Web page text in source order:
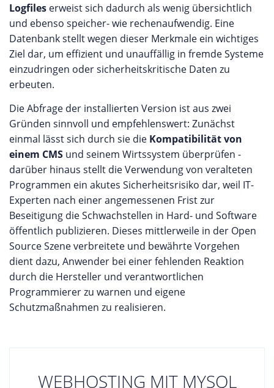
Logfiles erweist sich dadurch als wenig übersichtlich
und ebenso speicher- wie rechenaufwendig. Eine
Datenbank stellt wegen dieser Merkmale ein wichtiges
Ziel dar, um effizient und unauffällig in fremde Systeme
einzudringen oder sicherheitskritische Daten zu
erbeuten.
Die Abfrage der installierten Version ist aus zwei
Gründen sinnvoll und empfehlenswert: Zunächst
einmal lässt sich durch sie die Kompatibilität von
einem CMS und seinem Wirtssystem überprüfen -
darüber hinaus stellt die Verwendung von veralteten
Programmen ein akutes Sicherheitsrisiko dar, weil IT-
Experten nach einer angemessenen Frist zur
Beseitigung die Schwachstellen in Hard- und Software
öffentlich publizieren. Dieses mittlerweile in der Open
Source Szene verbreitete und bewährte Vorgehen
dient dazu, Anwender bei einer fehlenden Reaktion
durch die Hersteller und verantwortlichen
Programmierer zu warnen und eigene
Schutzmaßnahmen zu realisieren.
WEBHOSTING MIT MYSQL